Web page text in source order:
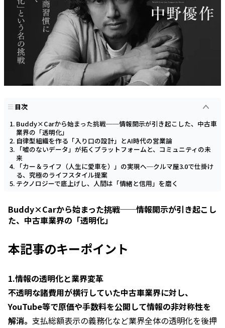
目次
Buddy×Carから始まった挑戦──情報開示が引き起こした、中古車
業界の「透明化」
自律型組織を作る「入り口の設計」とAI時代の営業論
「嘘のないデータ」が拓くプラットフォームと、コミュニティの未
来
「カー＆ライフ（人生に愛車を）」の実現へ─クルマ屋3.0で仕掛け
る、究極のライフスタイル提案
テクノロジーで底上げし、人間は「情緒と信用」を磨く
Buddy×Carから始まった挑戦──情報開示が引き起こし
た、中古車業界の「透明化」
本記事のキーポイント
1.情報の透明化と業界変革
不透明な諸費用が横行していた中古車業界に対し、
YouTube等で原価や手数料を公開して情報の非対称性を
解消。 支払総額表示の義務化など業界全体の透明化を後押